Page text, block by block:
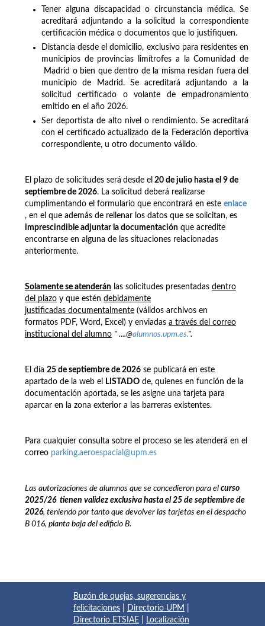
Tener alguna discapacidad o circunstancia médica. Se
acreditará adjuntando a la solicitud la correspondiente
certificación médica o documentos que lo justifiquen.
Distancia desde el domicilio, exclusivo para residentes en
municipios de provincias limítrofes a la Comunidad de
Madrid o bien que dentro de la misma residan fuera del
municipio de Madrid. Se acreditará adjuntando a la
solicitud certificado o volante de empadronamiento
emitido en el año 2026.
Ser deportista de alto nivel o rendimiento. Se acreditará
con el certificado actualizado de la Federación deportiva
correspondiente, u otro documento válido.
El plazo de solicitudes será desde el 20 de julio hasta el 9 de
septiembre de 2026. La solicitud deberá realizarse
cumplimentando el formulario que encontrará en este enlace
, en el que además de rellenar los datos que se solicitan, es
imprescindible adjuntar la documentación que acredite
encontrarse en alguna de las situaciones relacionadas
anteriormente.
Solamente se atenderán las solicitudes presentadas dentro
del plazo y que estén debidamente
justificadas documentalmente (válidos archivos en
formatos PDF, Word, Excel) y enviadas a través del correo
institucional del alumno " ....@alumnos.upm.es.".
El día 25 de septiembre de 2026 se publicará en este
apartado de la web el
LISTADO de, quienes en función de la
documentación aportada, se les asigne una tarjeta para
aparcar en la zona exterior a las barreras existentes.
Para cualquier consulta sobre el proceso se les atenderá en el
correo parking.aeroespacial@upm.es
Las autorizaciones de alumnos que se concedieron para el curso
2025/26 tienen validez exclusiva hasta el 25 de septiembre de
2026, teniendo por tanto que devolver las tarjetas en el despacho
B 016, planta baja del edificio B.
Buzón de quejas, sugerencias y
felicitaciones
Directorio UPM
Directorio ETSIAE
Localización